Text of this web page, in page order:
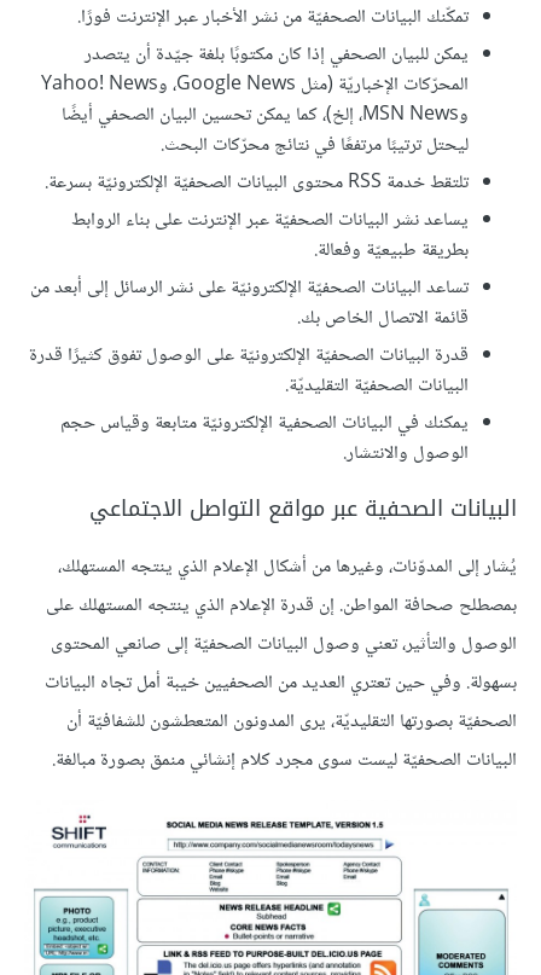
تمكّنك البيانات الصحفيّة من نشر الأخبار عبر الإنترنت فورًا.
يمكن للبيان الصحفي إذا كان مكتوبًا بلغة جيّدة أن يتصدر
المحرّكات الإخباريّة (مثل Google News، وYahoo! News
وMSN News، إلخ)، كما يمكن تحسين البيان الصحفي أيضًا
ليحتل ترتيبًا مرتفعًا في نتائج محرّكات البحث.
تلتقط خدمة RSS محتوى البيانات الصحفيّة الإلكترونيّة بسرعة.
يساعد نشر البيانات الصحفيّة عبر الإنترنت على بناء الروابط
بطريقة طبيعيّة وفعالة.
تساعد البيانات الصحفيّة الإلكترونيّة على نشر الرسائل إلى أبعد من
قائمة الاتصال الخاص بك.
قدرة البيانات الصحفيّة الإلكترونيّة على الوصول تفوق كثيرًا قدرة
البيانات الصحفيّة التقليديّة.
يمكنك في البيانات الصحفية الإلكترونيّة متابعة وقياس حجم
الوصول والانتشار.
البيانات الصحفية عبر مواقع التواصل الاجتماعي
يُشار إلى المدوّنات، وغيرها من أشكال الإعلام الذي ينتجه المستهلك،
بمصطلح صحافة المواطن. إن قدرة الإعلام الذي ينتجه المستهلك على
الوصول والتأثير، تعني وصول البيانات الصحفيّة إلى صانعي المحتوى
بسهولة. وفي حين تعتري العديد من الصحفيين خيبة أمل تجاه البيانات
الصحفيّة بصورتها التقليديّة، يرى المدونون المتعطشون للشفافيّة أن
البيانات الصحفيّة ليست سوى مجرد كلام إنشائي منمق بصورة مبالغة.